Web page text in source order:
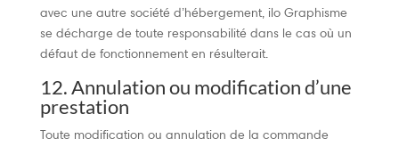
avec une autre société d’hébergement, ilo Graphisme
se décharge de toute responsabilité dans le cas où un
défaut de fonctionnement en résulterait.
12. Annulation ou modification d’une
prestation
Toute modification ou annulation de la commande